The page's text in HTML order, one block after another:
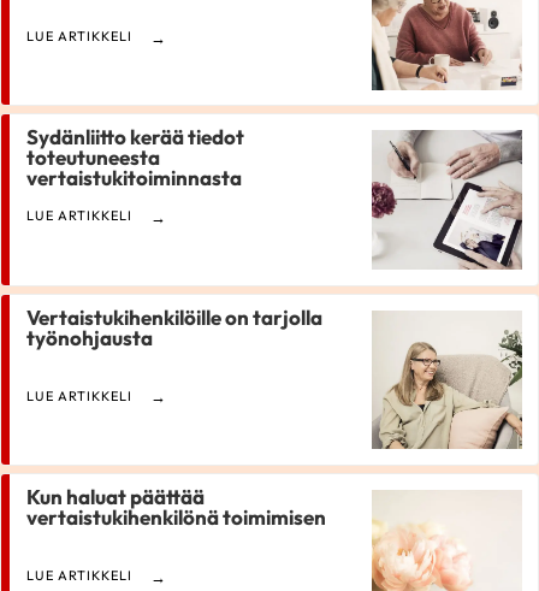
LUE ARTIKKELI
Sydänliitto kerää tiedot
toteutuneesta
vertaistukitoiminnasta
LUE ARTIKKELI
Vertaistukihenkilöille on tarjolla
työnohjausta
LUE ARTIKKELI
Kun haluat päättää
vertaistukihenkilönä toimimisen
LUE ARTIKKELI